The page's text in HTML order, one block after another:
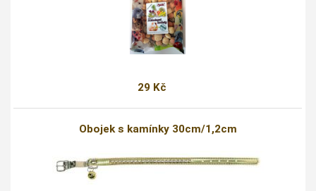
29 Kč
Obojek s kamínky 30cm/1,2cm